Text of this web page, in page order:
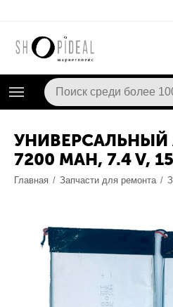
УНИВЕРСАЛЬНЫЙ
7200 MAH, 7.4 V,
Главная / Запчасти для ремонта /